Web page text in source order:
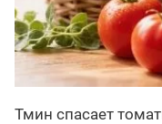
Тмин спасает